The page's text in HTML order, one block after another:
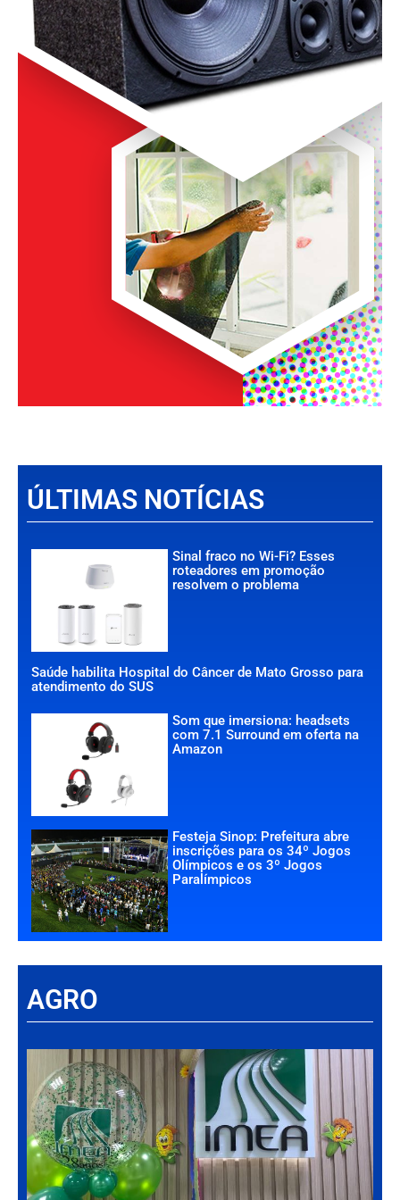
ÚLTIMAS NOTÍCIAS
Sinal fraco no Wi-Fi? Esses
roteadores em promoção
resolvem o problema
Saúde habilita Hospital do Câncer de Mato Grosso para
atendimento do SUS
Som que imersiona: headsets
com 7.1 Surround em oferta na
Amazon
Festeja Sinop: Prefeitura abre
inscrições para os 34º Jogos
Olímpicos e os 3º Jogos
Paralímpicos
AGRO